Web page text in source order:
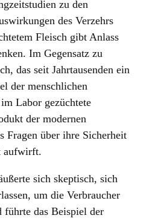
zu den
des Verzehrs
Fleisch gibt Anlass
Im Gegensatz zu
das seit Jahrtausenden ein
der menschlichen
Labor gezüchtete
der modernen
Fragen über ihre Sicherheit
aufwirft.
sich skeptisch, sich
um die Verbraucher
das Beispiel der